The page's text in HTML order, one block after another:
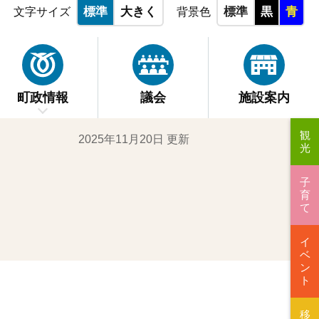
文字サイズ 標準 大きく 背景色 標準 黒 青
町政情報 議会 施設案内
2025年11月20日 更新
観
光
子
育
て
イ
ベ
ン
ト
移